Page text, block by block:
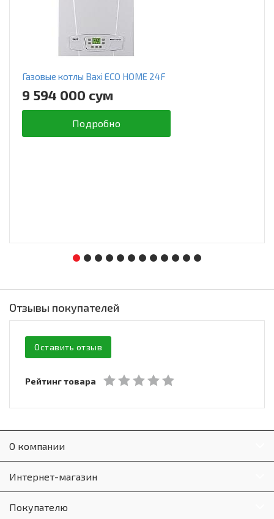
Газовые котлы Baxi ECO HOME 24F
9 594 000 сум
Подробно
Отзывы покупателей
Оставить отзыв
Рейтинг товара
О компании
Интернет-магазин
Покупателю